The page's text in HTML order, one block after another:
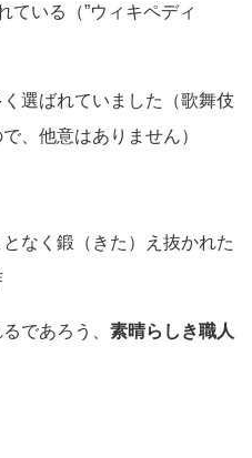
ている
（”ウィキペディ
選ばれていました
（歌舞伎
、他意はありません）
なく鍛 （きた）
え抜かれた
であろう、 素晴らしき職人